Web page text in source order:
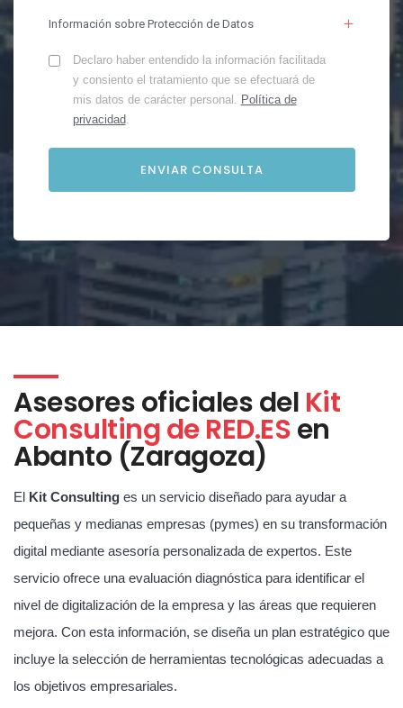
Información sobre Protección de Datos
Declaro haber entendido la información facilitada
y consiento el tratamiento que se efectuará de
mis datos de carácter personal. Política de
privacidad.
Asesores oficiales del Kit
Consulting de RED.ESen
Abanto (Zaragoza)
El Kit Consulting es un servicio diseñado para ayudar a
pequeñas y medianas empresas (pymes) en su transformación
digital mediante asesoría personalizada de expertos. Este
servicio ofrece una evaluación diagnóstica para identificar el
nivel de digitalización de la empresa y las áreas que requieren
mejora. Con esta información, se diseña un plan estratégico que
incluye la selección de herramientas tecnológicas adecuadas a
los objetivos empresariales.